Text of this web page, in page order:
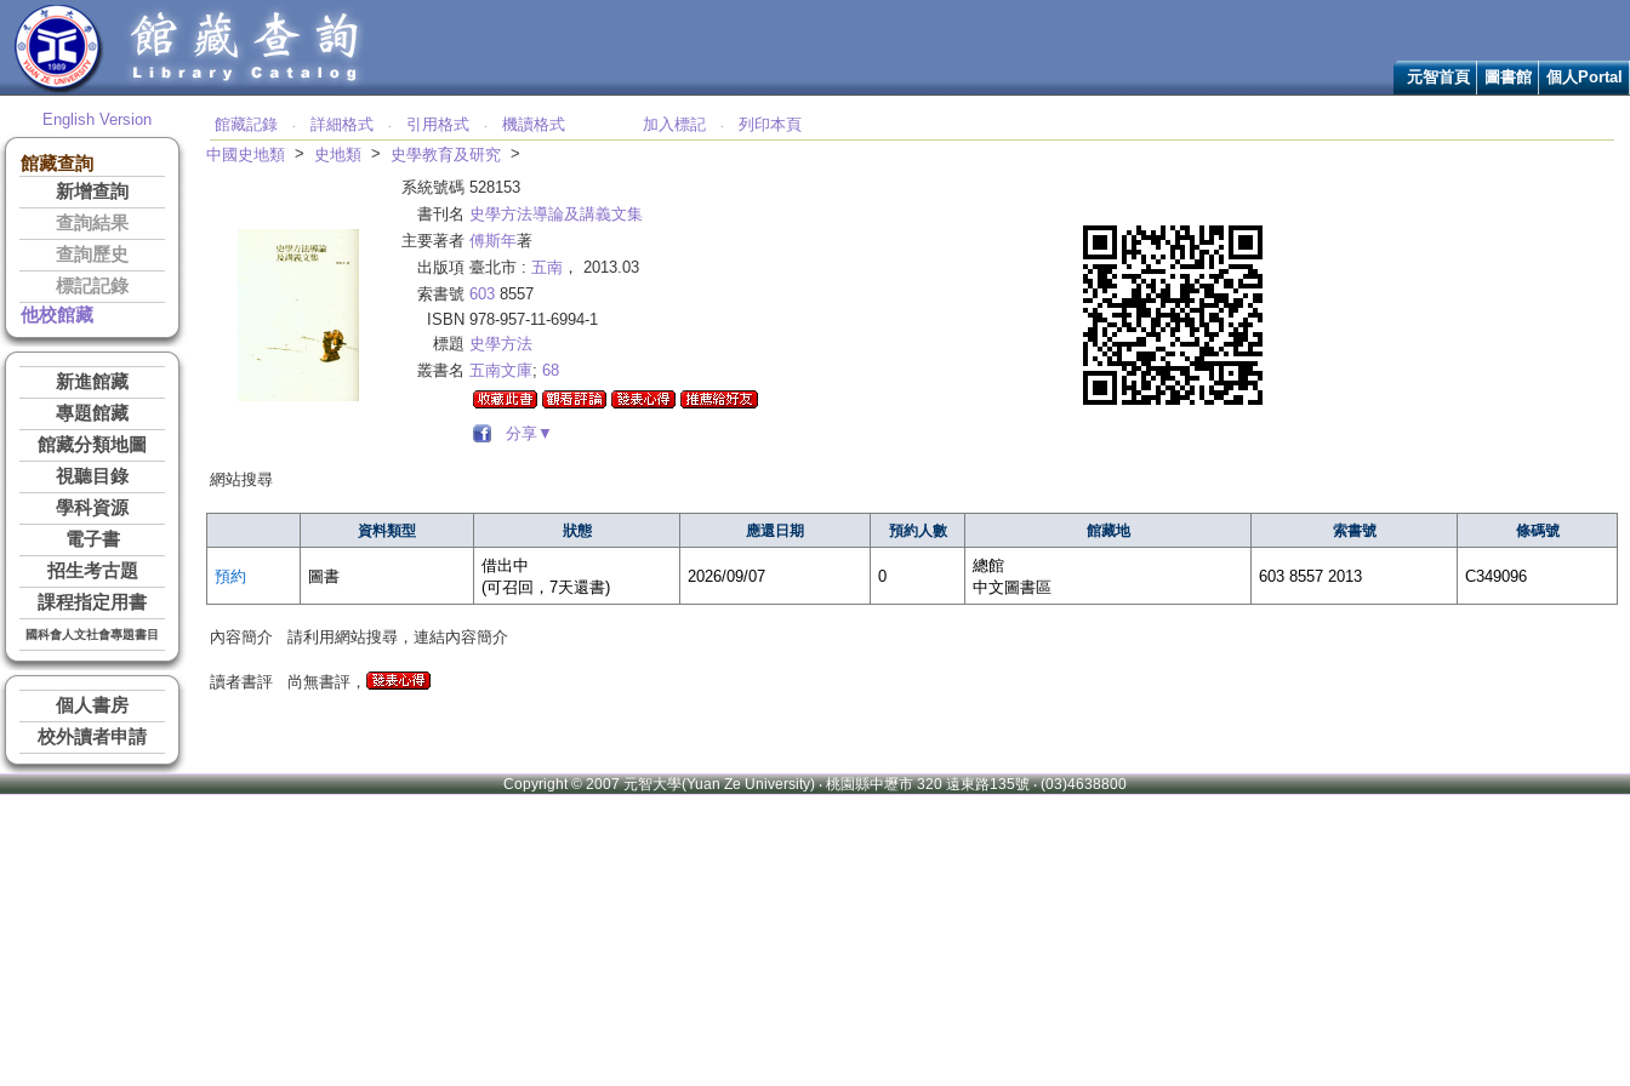
元智首頁 圖書館 個人Portal
English Version
館藏查詢
新增查詢
查詢結果
查詢歷史
標記記錄
他校館藏
新進館藏
專題館藏
館藏分類地圖
視聽目錄
學科資源
電子書
招生考古題
課程指定用書
國科會人文社會專題書目
個人書房
校外讀者申請
館藏記錄 ‧ 詳細格式 ‧ 引用格式 ‧ 機讀格式 加入標記 ‧
列印本頁
中國史地類 > 史地類 > 史學教育及研究 >
系統號碼 528153
書刊名 史學方法導論及講義文集
主要著者 傅斯年著
出版項 臺北市 : 五南 ， 2013.03
索書號 603 8557
ISBN 978-957-11-6994-1
標題 史學方法
叢書名 五南文庫; 68
分享▼
網站搜尋
資料類型 狀態 應還日期 預約人數 館藏地 索書號 條碼號
預約 圖書
借出中
(可召回，7天還書)
2026/09/07 0
總館
中文圖書區
603 8557 2013 C349096
內容簡介 請利用網站搜尋，連結內容簡介
讀者書評 尚無書評，
Copyright © 2007 元智大學(Yuan Ze University) ‧ 桃園縣中壢市 320 遠東路135號 ‧ (03)4638800